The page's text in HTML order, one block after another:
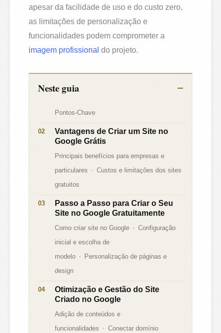
apesar da facilidade de uso e do custo zero,
as limitações de personalização e
funcionalidades podem comprometer a
imagem profissional do projeto.
Neste guia
Pontos-Chave
Vantagens de Criar um Site no
Google Grátis
Principais benefícios para empresas e
particulares
Custos e limitações dos sites
gratuitos
Passo a Passo para Criar o Seu
Site no Google Gratuitamente
Como criar site no Google
Configuração
inicial e escolha de
modelo
Personalização de páginas e
design
Otimização e Gestão do Site
Criado no Google
Adição de conteúdos e
funcionalidades
Conectar domínio